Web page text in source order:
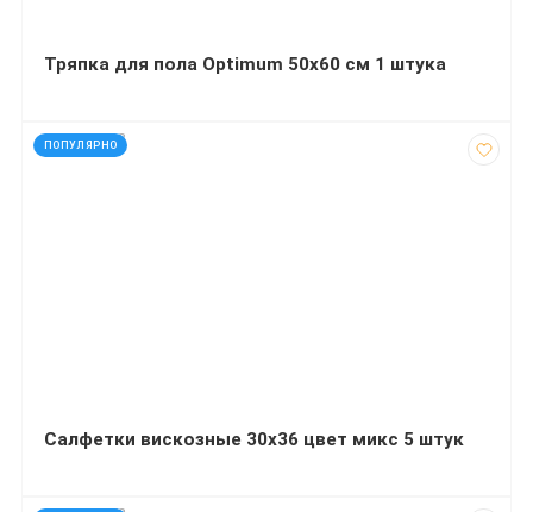
Тряпка для пола Optimum 50х60 см 1 штука
ПОПУЛЯРНО
код: 927663
Салфетки вискозные 30х36 цвет микс 5 штук